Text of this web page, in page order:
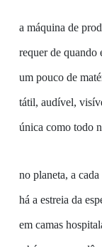
a máquina de
requer de quando
um pouco de
tátil, audível,
única como todo
no planeta, a
há a estreia da
em camas